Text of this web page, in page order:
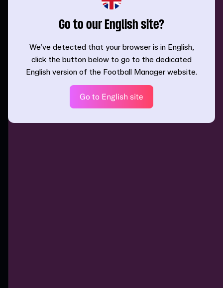
Go to our English site?
We’ve detected that your browser is in English,
click the button below to go to the dedicated
English version of the Football Manager website.
Go to English site